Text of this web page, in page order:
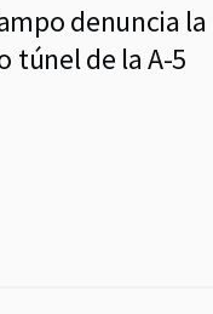
denuncia la
túnel de la A-5